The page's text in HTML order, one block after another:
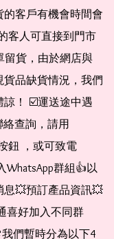
客戶有機會時間會
客人可直接到門市
貨，由於網店與
品缺貨情況，我們
諒！ ☑️運送途中遇
查詢，請用
鈕 ，或可致電
群組👍以
💥預訂產品資訊💥
喜好加入不同群
們暫時分為以下4